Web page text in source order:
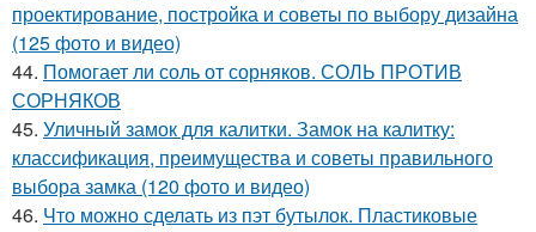
проектирование, постройка и советы по выбору дизайна
(125 фото и видео)
44. Помогает ли соль от сорняков. СОЛЬ ПРОТИВ
СОРНЯКОВ
45. Уличный замок для калитки. Замок на калитку:
классификация, преимущества и советы правильного
выбора замка (120 фото и видео)
46. Что можно сделать из пэт бутылок. Пластиковые